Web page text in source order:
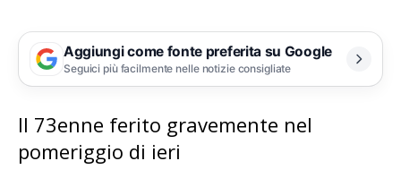
Aggiungi come fonte preferita su Google
Seguici più facilmente nelle notizie consigliate
Il 73enne ferito gravemente nel
pomeriggio di ieri